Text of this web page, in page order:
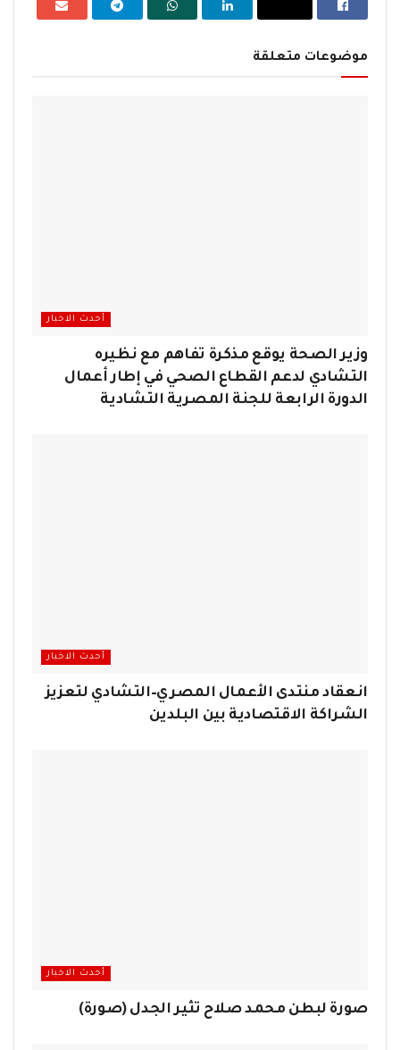
موضوعات متعلقة
أحدث الاخبار
وزير الصحة يوقع مذكرة تفاهم مع نظيره
التشادي لدعم القطاع الصحي في إطار أعمال
الدورة الرابعة للجنة المصرية التشادية
أحدث الاخبار
انعقاد منتدى الأعمال المصري–التشادي لتعزيز
الشراكة الاقتصادية بين البلدين
أحدث الاخبار
صورة لبطن محمد صلاح تثير الجدل (صورة)